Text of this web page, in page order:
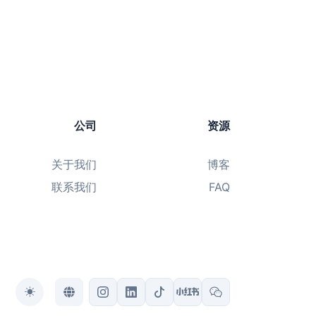
公司
关于我们
联系我们
资源
博客
FAQ
Toggle themeToggle language